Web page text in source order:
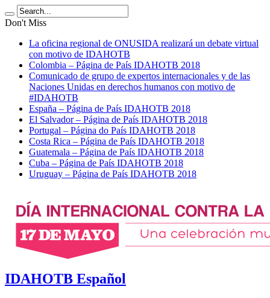
Don't Miss
La oficina regional de ONUSIDA realizará un debate virtual
con motivo de IDAHOTB
Colombia – Página de País IDAHOTB 2018
Comunicado de grupo de expertos internacionales y de las
Naciones Unidas en derechos humanos con motivo de
#IDAHOTB
España – Página de País IDAHOTB 2018
El Salvador – Página de País IDAHOTB 2018
Portugal – Página do País IDAHOTB 2018
Costa Rica – Página de País IDAHOTB 2018
Guatemala – Página de País IDAHOTB 2018
Cuba – Página de País IDAHOTB 2018
Uruguay – Página de País IDAHOTB 2018
IDAHOTB Español